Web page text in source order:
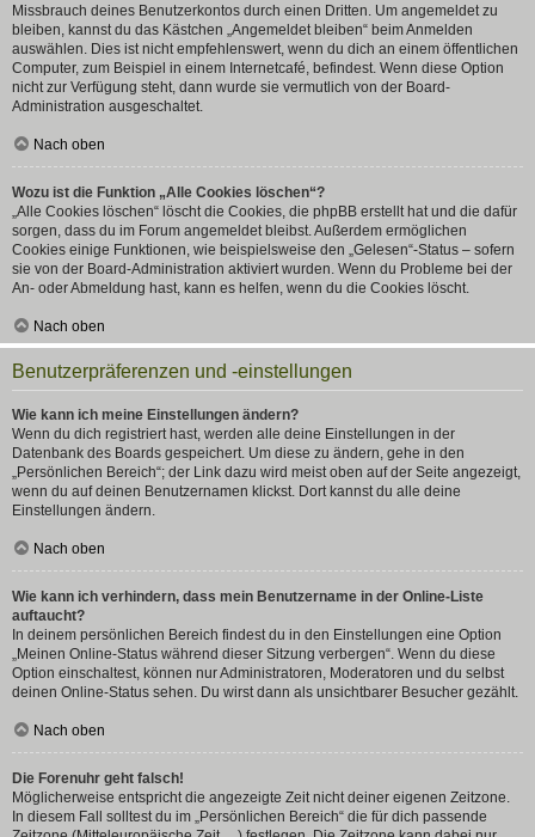
Missbrauch deines Benutzerkontos durch einen Dritten. Um angemeldet zu
bleiben, kannst du das Kästchen „Angemeldet bleiben“ beim Anmelden
auswählen. Dies ist nicht empfehlenswert, wenn du dich an einem öffentlichen
Computer, zum Beispiel in einem Internetcafé, befindest. Wenn diese Option
nicht zur Verfügung steht, dann wurde sie vermutlich von der Board-
Administration ausgeschaltet.
Nach oben
Wozu ist die Funktion „Alle Cookies löschen“?
„Alle Cookies löschen“ löscht die Cookies, die phpBB erstellt hat und die dafür
sorgen, dass du im Forum angemeldet bleibst. Außerdem ermöglichen
Cookies einige Funktionen, wie beispielsweise den „Gelesen“-Status – sofern
sie von der Board-Administration aktiviert wurden. Wenn du Probleme bei der
An- oder Abmeldung hast, kann es helfen, wenn du die Cookies löscht.
Nach oben
Benutzerpräferenzen und -einstellungen
Wie kann ich meine Einstellungen ändern?
Wenn du dich registriert hast, werden alle deine Einstellungen in der
Datenbank des Boards gespeichert. Um diese zu ändern, gehe in den
„Persönlichen Bereich“; der Link dazu wird meist oben auf der Seite angezeigt,
wenn du auf deinen Benutzernamen klickst. Dort kannst du alle deine
Einstellungen ändern.
Nach oben
Wie kann ich verhindern, dass mein Benutzername in der Online-Liste
auftaucht?
In deinem persönlichen Bereich findest du in den Einstellungen eine Option
„Meinen Online-Status während dieser Sitzung verbergen“. Wenn du diese
Option einschaltest, können nur Administratoren, Moderatoren und du selbst
deinen Online-Status sehen. Du wirst dann als unsichtbarer Besucher gezählt.
Nach oben
Die Forenuhr geht falsch!
Möglicherweise entspricht die angezeigte Zeit nicht deiner eigenen Zeitzone.
In diesem Fall solltest du im „Persönlichen Bereich“ die für dich passende